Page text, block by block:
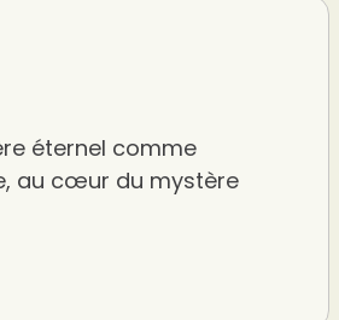
éternel comme
au cœur du mystère